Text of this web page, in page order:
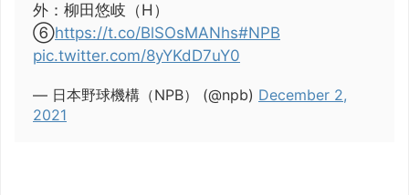
外：柳田悠岐（H）
⑥https://t.co/BlSOsMANhs#NPB
pic.twitter.com/8yYKdD7uY0
— 日本野球機構（NPB） (@npb) December 2,
2021